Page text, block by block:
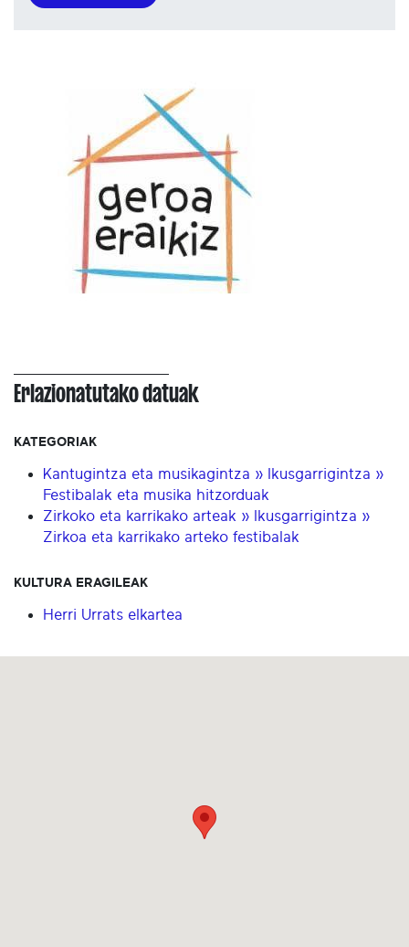
Erlazionatutako datuak
KATEGORIAK
Kantugintza eta musikagintza » Ikusgarrigintza »
Festibalak eta musika hitzorduak
Zirkoko eta karrikako arteak » Ikusgarrigintza »
Zirkoa eta karrikako arteko festibalak
KULTURA ERAGILEAK
Herri Urrats elkartea